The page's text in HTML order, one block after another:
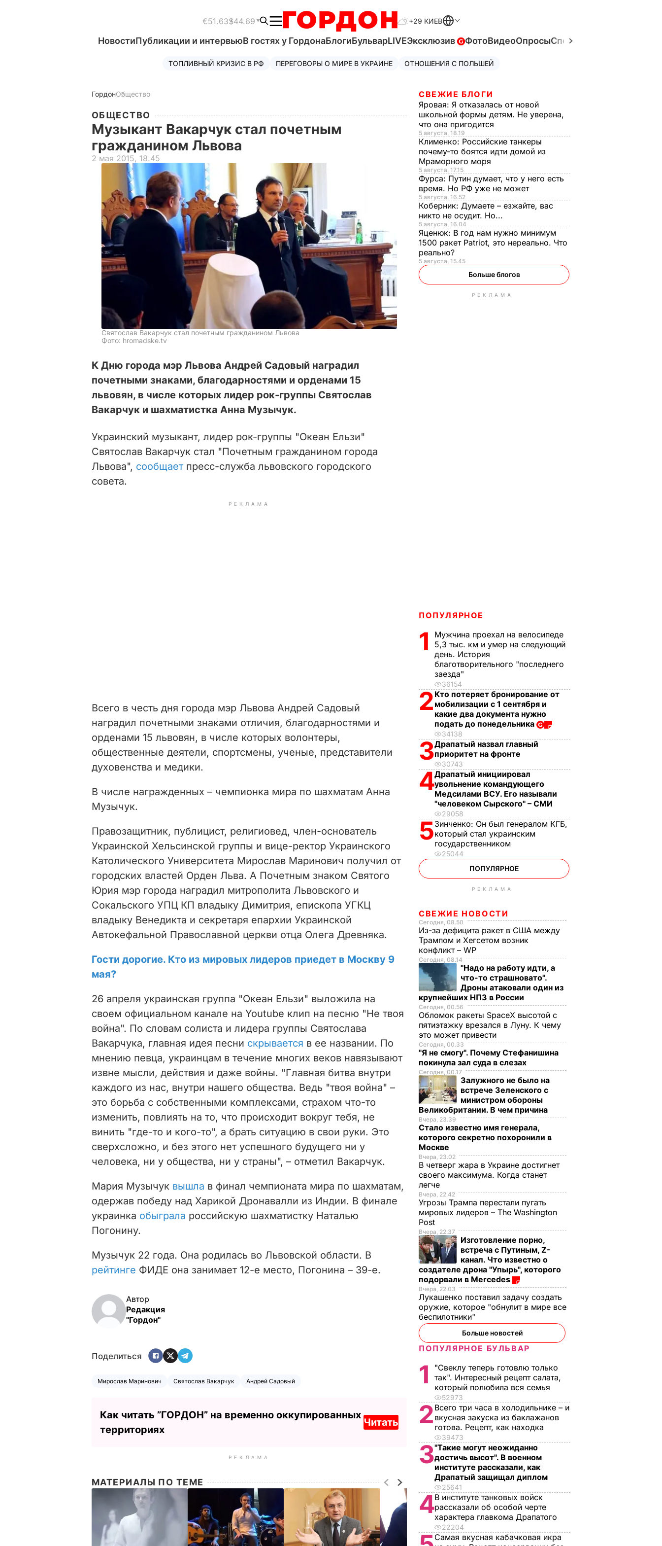
€51.63$44.69 +29 КИЕВ
НовостиПубликации и интервьюВ гостях у ГордонаБлогиБульварLIVEЭксклюзив ФотоВидеоОпросыСпецпроекты
ТОПЛИВНЫЙ КРИЗИС В РФ ПЕРЕГОВОРЫ О МИРЕ В УКРАИНЕ ОТНОШЕНИЯ С ПОЛЬШЕЙ
ГордонОбщество
ОБЩЕСТВО
Музыкант Вакарчук стал почетным
гражданином Львова
2 мая 2015, 18.45
Святослав Вакарчук стал почетным гражданином Львова
Фото: hromadske.tv
К Дню города мэр Львова Андрей Садовый наградил
почетными знаками, благодарностями и орденами 15
львовян, в числе которых лидер рок-группы Святослав
Вакарчук и шахматистка Анна Музычук.
Украинский музыкант, лидер рок-группы "Океан Ельзи"
Святослав Вакарчук стал "Почетным гражданином города
Львова", сообщаетпресс-служба львовского городского
совета.
РЕКЛАМА
Всего в честь дня города мэр Львова Андрей Садовый
наградил почетными знаками отличия, благодарностями и
орденами 15 львовян, в числе которых волонтеры,
общественные деятели, спортсмены, ученые, представители
духовенства и медики.
В числе награжденных – чемпионка мира по шахматам Анна
Музычук.
Правозащитник, публицист, религиовед, член-основатель
Украинской Хельсинской группы и вице-ректор Украинского
Католического Университета Мирослав Маринович получил от
городских властей Орден Льва. А Почетным знаком Святого
Юрия мэр города наградил митрополита Львовского и
Сокальского УПЦ КП владыку Димитрия, епископа УГКЦ
владыку Венедикта и секретаря епархии Украинской
Автокефальной Православной церкви отца Олега Древняка.
Гости дорогие. Кто из мировых лидеров приедет в Москву 9
мая?
26 апреля украинская группа "Океан Ельзи" выложила на
своем официальном канале на Youtube клип на песню "Не твоя
война". По словам солиста и лидера группы Святослава
Вакарчука, главная идея песни скрывается в ее названии. По
мнению певца, украинцам в течение многих веков навязывают
извне мысли, действия и даже войны. "Главная битва внутри
каждого из нас, внутри нашего общества. Ведь "твоя война" –
это борьба с собственными комплексами, страхом что-то
изменить, повлиять на то, что происходит вокруг тебя, не
винить "где-то и кого-то", а брать ситуацию в свои руки. Это
сверхсложно, и без этого нет успешного будущего ни у
человека, ни у общества, ни у страны", – отметил Вакарчук.
Мария Музычук вышла в финал чемпионата мира по шахматам,
одержав победу над Харикой Дронавалли из Индии. В финале
украинка обыграла российскую шахматистку Наталью
Погонину.
Музычук 22 года. Она родилась во Львовской области. В
рейтинге ФИДЕ она занимает 12-е место, Погонина – 39-е.
Автор
Редакция
"Гордон"
Поделиться
Мирослав Маринович Святослав Вакарчук Андрей Садовый
Как читать ”ГОРДОН” на временно оккупированных
территориях
Читать
РЕКЛАМА
МАТЕРИАЛЫ ПО ТЕМЕ
СВЕЖИЕ БЛОГИ
Яровая: Я отказалась от новой
школьной формы детям. Не уверена,
что она пригодится
5 августа, 18.19
Клименко: Российские танкеры
почему-то боятся идти домой из
Мраморного моря
5 августа, 17.15
Фурса: Путин думает, что у него есть
время. Но РФ уже не может
5 августа, 16.52
Коберник: Думаете – езжайте, вас
никто не осудит. Но...
5 августа, 16.04
Яценюк: В год нам нужно минимум
1500 ракет Patriot, это нереально. Что
реально?
5 августа, 15.45
Больше блогов
РЕКЛАМА
ПОПУЛЯРНОЕ
1
Мужчина проехал на велосипеде
5,3 тыс. км и умер на следующий
день. История
благотворительного "последнего
заезда"
36154
2 Кто потеряет бронирование от
мобилизации с 1 сентября и
какие два документа нужно
подать до понедельника
34138
3Драпатый назвал главный
приоритет на фронте
30743
4Драпатый инициировал
увольнение командующего
Медсилами ВСУ. Его называли
"человеком Сырского" – СМИ
29058
5Зинченко: Он был генералом КГБ,
который стал украинским
государственником
25044
ПОПУЛЯРНОЕ
РЕКЛАМА
СВЕЖИЕ НОВОСТИ
Сегодня, 08.50
Из-за дефицита ракет в США между
Трампом и Хегсетом возник
конфликт – WP
Сегодня, 08.14
"Надо на работу идти, а
что-то страшновато".
Дроны атаковали один из
крупнейших НПЗ в России
Сегодня, 00.56
Обломок ракеты SpaceX высотой с
пятиэтажку врезался в Луну. К чему
это может привести
Сегодня, 00.33
"Я не смогу". Почему Стефанишина
покинула зал суда в слезах
Сегодня, 00.17
Залужного не было на
встрече Зеленского с
министром обороны
Великобритании. В чем причина
Вчера, 23.39
Стало известно имя генерала,
которого секретно похоронили в
Москве
Вчера, 23.02
В четверг жара в Украине достигнет
своего максимума. Когда станет
легче
Вчера, 22.42
Угрозы Трампа перестали пугать
мировых лидеров – The Washington
Post
Вчера, 22.37
Изготовление порно,
встреча с Путиным, Z-
канал. Что известно о
создателе дрона "Упырь", которого
подорвали в Mercedes
Вчера, 22.03
Лукашенко поставил задачу создать
оружие, которое "обнулит в мире все
беспилотники"
Больше новостей
ПОПУЛЯРНОЕ БУЛЬВАР
1
"Свеклу теперь готовлю только
так". Интересный рецепт салата,
который полюбила вся семья
52973
2 Всего три часа в холодильнике – и
вкусная закуска из баклажанов
готова. Рецепт, как находка
39473
3"Такие могут неожиданно
достичь высот". В военном
институте рассказали, как
Драпатый защищал диплом
25641
4В институте танковых войск
рассказали об особой черте
характера главкома Драпатого
22204
Самая вкусная кабачковая икра